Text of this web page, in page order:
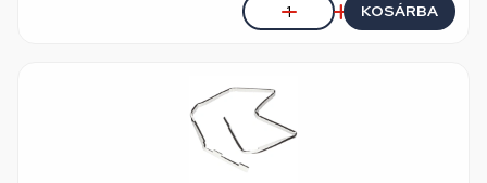
KOSÁRBA